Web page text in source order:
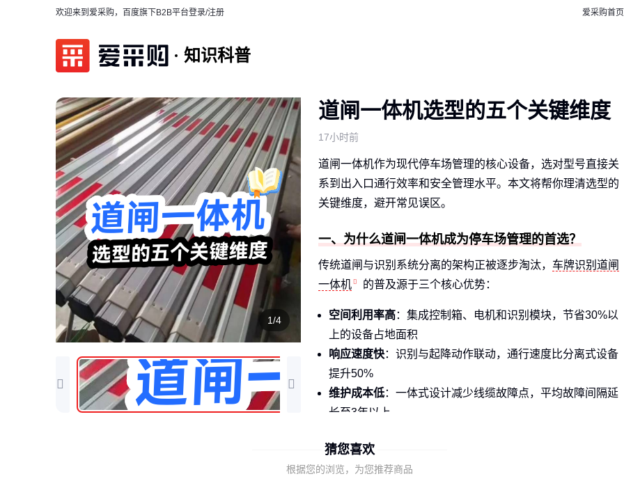
欢迎来到爱采购，百度旗下B2B平台登录/注册 爱采购首页
知识科普
1/4
道闸一体机选型的五个关键维度
17小时前
道闸一体机作为现代停车场管理的核心设备，选对型号直接关
系到出入口通行效率和安全管理水平。本文将帮你理清选型的
关键维度，避开常见误区。
一、为什么道闸一体机成为停车场管理的首选？
传统道闸与识别系统分离的架构正被逐步淘汰， 车牌识别道闸
一体机
的普及源于三个核心优势：
空间利用率高：集成控制箱、电机和识别模块，节省30%以
上的设备占地面积
响应速度快：识别与起降动作联动，通行速度比分离式设备
提升50%
维护成本低：一体式设计减少线缆故障点，平均故障间隔延
长至3年以上
当前主流产品如
过压力波、雷达等多重检测实现99%以上的防误触发率。这类
猜您喜欢
根据您的浏览，为您推荐商品